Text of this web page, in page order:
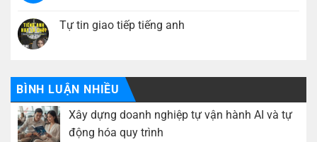
quy
tránh
bị
luận
ở
trong
thế
giới
tiền
bạc
Tự tin giao tiếp tiếng anh
ở
Tự
tin
giao
tiếp
tiếng
anh
BÌNH LUẬN NHIỀU
Xây dựng doanh nghiệp tự vận hành AI và tự
động hóa quy trình